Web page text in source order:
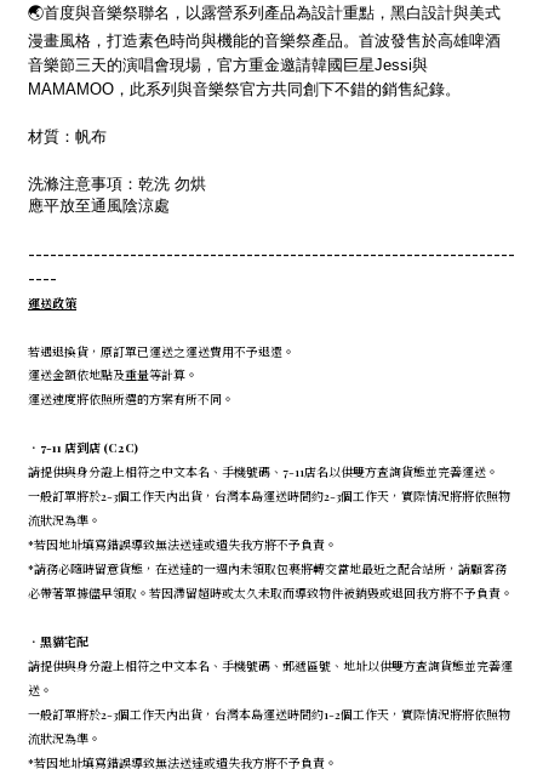
🌏首度與音樂祭聯名，以露營系列產品為設計重點，黑白設計與美式
漫畫風格，打造素色時尚與機能的音樂祭產品。首波發售於高雄啤酒
音樂節三天的演唱會現場，官方重金邀請韓國巨星Jessi與
MAMAMOO，此系列與音樂祭官方共同創下不錯的銷售紀錄。
材質：帆布
洗滌注意事項：乾洗 勿烘
應平放至通風陰涼處
-------------------------------------------------------------------
----
運送政策
若遇退換貨，原訂單已運送之運送費用不予退還。
運送金額依地點及重量等計算。
運送速度將依照所選的方案有所不同。
．7-11 店到店 (C2C)
請提供與身分證上相符之中文本名、手機號碼、7-11店名以供雙方查詢貨態並完善運送。
一般訂單將於2-3個工作天內出貨，台灣本島運送時間約2-3個工作天，實際情況將將依照物
流狀況為準。
*若因地址填寫錯誤導致無法送達或遺失我方將不予負責。
*請務必隨時留意貨態，在送達的一週內未領取包裹將轉交當地最近之配合站所，請顧客務
必帶著單據儘早領取。若因滯留超時或太久未取而導致物件被銷毀或退回我方將不予負責。
． 黑貓宅配
請提供與身分證上相符之中文本名、手機號碼、郵遞區號、地址以供雙方查詢貨態並完善運
送。
一般訂單將於2-3個工作天內出貨，台灣本島運送時間約1-2個工作天，實際情況將將依照物
流狀況為準。
*若因地址填寫錯誤導致無法送達或遺失我方將不予負責。